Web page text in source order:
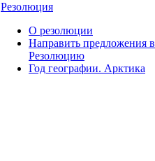
Резолюция
О резолюции
Направить предложения в
Резолюцию
Год географии. Арктика